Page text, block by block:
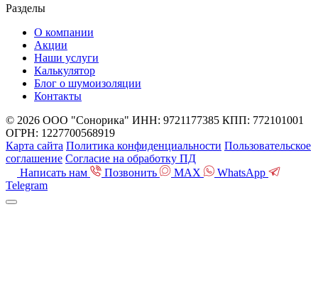
Разделы
О компании
Акции
Наши услуги
Калькулятор
Блог о шумоизоляции
Контакты
© 2026 ООО "Сонорика" ИНН: 9721177385 КПП: 772101001
ОГРН: 1227700568919
Карта сайта Политика конфиденциальности Пользовательское
соглашение Согласие на обработку ПД
Написать нам
Позвонить MAX
WhatsApp
Telegram